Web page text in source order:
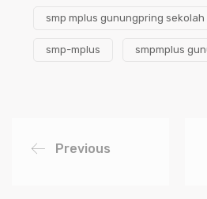
smp mplus gunungpring
smp-mplus smpmplus
Previous